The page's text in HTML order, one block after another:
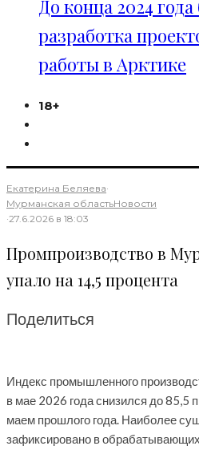
До конца 2024
разработка
работы в Арктике
18+
Екатерина Беляева·
Мурманская областьНовости
·27.6.2026 в 18:03
Промпроизводство в
упало на 14,5 процента
Поделиться
Индекс промышленного
в мае 2026 года снизился до 85,5
маем прошлого года. Наиболее
зафиксировано в